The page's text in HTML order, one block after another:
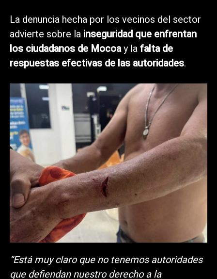
La denuncia hecha por los vecinos del sector
advierte sobre la inseguridad que enfrentan
los ciudadanos de Mocoay lafalta de
respuestas efectivas de las autoridades.
“Está muy claro que no tenemos autoridades
que defiendan nuestro derecho a la